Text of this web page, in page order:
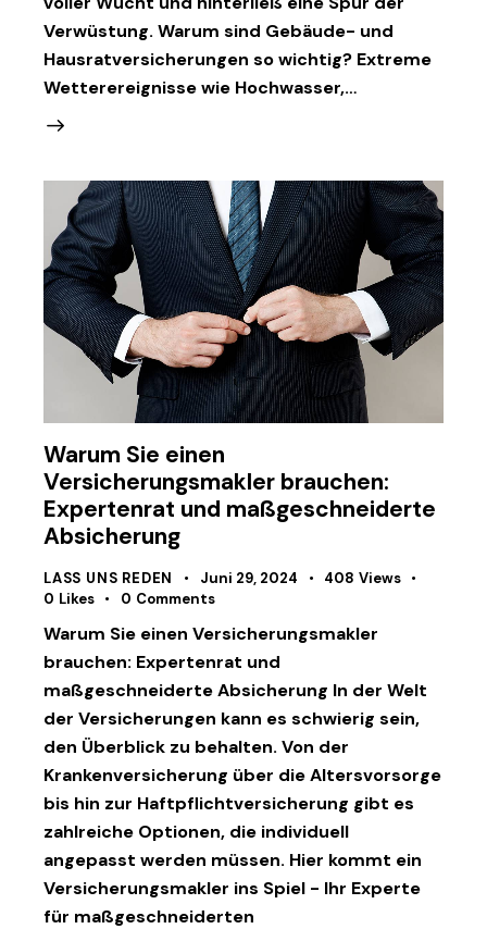
Verwüstung. Warum sind Gebäude- und
Hausratversicherungen so wichtig? Extreme
Wetterereignisse wie Hochwasser,…
Warum Sie einen
Versicherungsmakler brauchen:
Expertenrat und maßgeschneiderte
Absicherung
LASS UNS REDEN Juni 29, 2024 408 Views
0 Likes 0 Comments
Warum Sie einen Versicherungsmakler
brauchen: Expertenrat und
maßgeschneiderte Absicherung In der Welt
der Versicherungen kann es schwierig sein,
den Überblick zu behalten. Von der
Krankenversicherung über die Altersvorsorge
bis hin zur Haftpflichtversicherung gibt es
zahlreiche Optionen, die individuell
angepasst werden müssen. Hier kommt ein
Versicherungsmakler ins Spiel - Ihr Experte
für maßgeschneiderten